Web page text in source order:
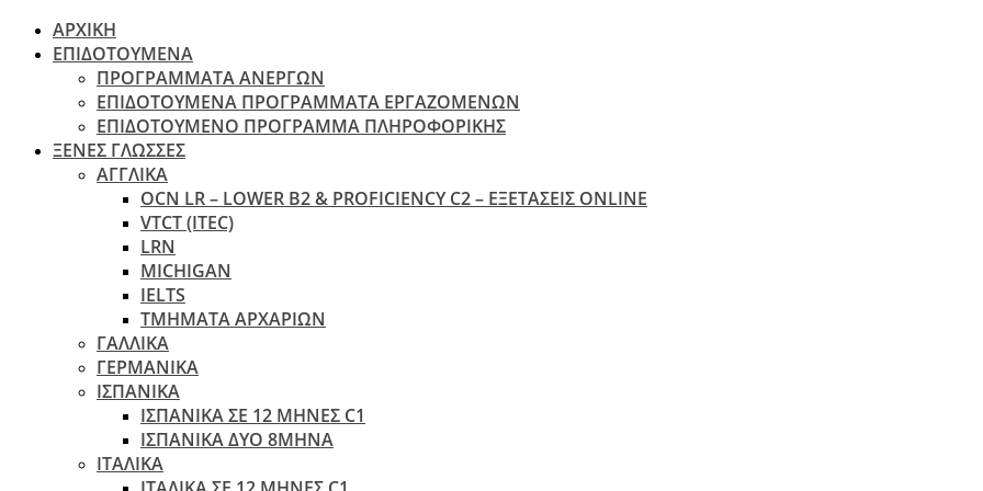
ΑΡΧΙΚΗ
ΕΠΙΔΟΤΟΥΜΕΝΑ
ΠΡΟΓΡΑΜΜΑΤΑ ΑΝΕΡΓΩΝ
ΕΠΙΔΟΤΟΥΜΕΝΑ ΠΡΟΓΡΑΜΜΑΤΑ ΕΡΓΑΖΟΜΕΝΩΝ
ΕΠΙΔΟΤΟΥΜΕΝΟ ΠΡΟΓΡΑΜΜΑ ΠΛΗΡΟΦΟΡΙΚΗΣ
ΞΕΝΕΣ ΓΛΩΣΣΕΣ
ΑΓΓΛΙΚΑ
OCN LR – LOWER B2 & PROFICIENCY C2 – ΕΞΕΤΆΣΕΙΣ ONLINE
VTCT (ITEC)
LRN
MICHIGAN
IELTS
ΤΜΗΜΑΤΑ ΑΡΧΑΡΙΩΝ
ΓΑΛΛΙΚΑ
ΓΕΡΜΑΝΙΚΑ
ΙΣΠΑΝΙΚΑ
ΙΣΠΑΝΙΚΑ ΣΕ 12 ΜΗΝΕΣ C1
ΙΣΠΑΝΙΚΑ ΔΥΟ 8ΜΗΝΑ
ΙΤΑΛΙΚΑ